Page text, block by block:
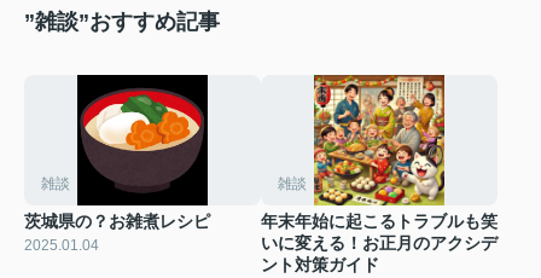
”雑談”おすすめ記事
雑談
茨城県の？お雑煮レシピ
2025.01.04
雑談
年末年始に起こるトラブルも笑
いに変える！お正月のアクシデ
ント対策ガイド